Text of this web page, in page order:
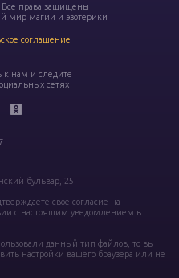
Все права защищены
мир магии и эзотерики
соглашение
к нам и следите
сетях
бульвар, 25
свое согласие на
с настоящим уведомлением в
данный тип файлов, то вы
настройки вашего браузера или не